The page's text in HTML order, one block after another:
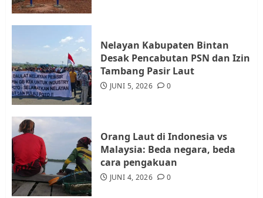
4
5
Warga Rempang Ajukan
Audiensi dengan Wali Kota
Batam, Soroti Aktivitas yang
Resahkan Warga
Nelayan Kabupaten Bintan
Desak Pencabutan PSN dan Izin
Tambang Pasir Laut
JUNI 5, 2026 0
Orang Laut di Indonesia vs
Malaysia: Beda negara, beda
cara pengakuan
JUNI 4, 2026 0